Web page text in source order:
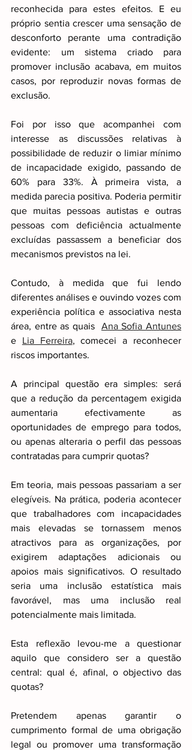
reconhecida para estes efeitos. E eu
próprio sentia crescer uma sensação de
desconforto perante uma contradição
evidente: um sistema criado para
promover inclusão acabava, em muitos
casos, por reproduzir novas formas de
exclusão.
Foi por isso que acompanhei com
interesse as discussões relativas à
possibilidade de reduzir o limiar mínimo
de incapacidade exigido, passando de
60% para 33%. À primeira vista, a
medida parecia positiva. Poderia permitir
que muitas pessoas autistas e outras
pessoas com deficiência actualmente
excluídas passassem a beneficiar dos
mecanismos previstos na lei.
Contudo, à medida que fui lendo
diferentes análises e ouvindo vozes com
experiência política e associativa nesta
área, entre as quais
Ana Sofia Antunes
e Lia Ferreira, comecei a reconhecer
riscos importantes.
A principal questão era simples: será
que a redução da percentagem exigida
aumentaria efectivamente as
oportunidades de emprego para todos,
ou apenas alteraria o perfil das pessoas
contratadas para cumprir quotas?
Em teoria, mais pessoas passariam a ser
elegíveis. Na prática, poderia acontecer
que trabalhadores com incapacidades
mais elevadas se tornassem menos
atractivos para as organizações, por
exigirem adaptações adicionais ou
apoios mais significativos. O resultado
seria uma inclusão estatística mais
favorável, mas uma inclusão real
potencialmente mais limitada.
Esta reflexão levou-me a questionar
aquilo que considero ser a questão
central: qual é, afinal, o objectivo das
quotas?
Pretendem apenas garantir o
cumprimento formal de uma obrigação
legal ou promover uma transformação